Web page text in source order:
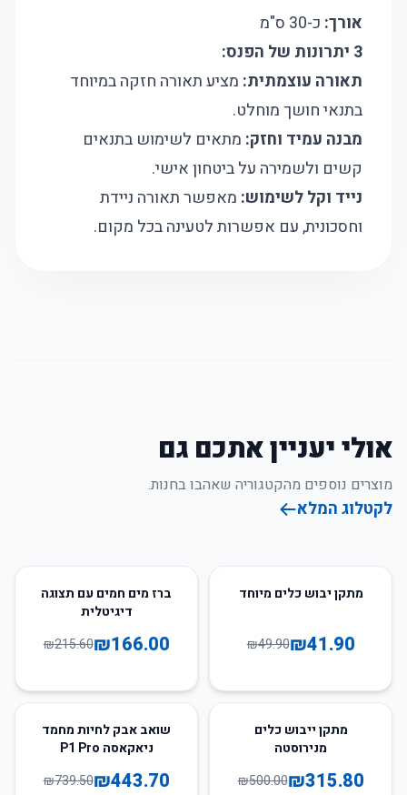
אורך: כ-30 ס"מ
3 יתרונות של הפנס:
תאורה עוצמתית: מציע תאורה חזקה במיוחד
בתנאי חושך מוחלט.
מבנה עמיד וחזק: מתאים לשימוש בתנאים
קשים ולשמירה על ביטחון אישי.
נייד וקל לשימוש: מאפשר תאורה ניידת
וחסכונית, עם אפשרות לטעינה בכל מקום.
אולי יעניין אתכם גם
מוצרים נוספים מהקטגוריה שאהבו בחנות.
לקטלוג המלא
16
מתקן יבוש כלים מיוחד
₪41.90
₪49.90
23
ברז מים חמים עם תצוגה
דיגיטלית
₪166.00
₪215.60
מתקן ייבוש כלים
מנירוסטה
₪315.80
₪500.00
40
שואב אבק לחיות מחמד
ניאקאסה P1 Pro
₪443.70
₪739.50